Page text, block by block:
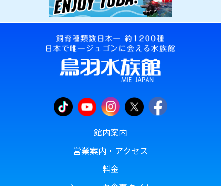
館内案内
営業案内・アクセス
料金